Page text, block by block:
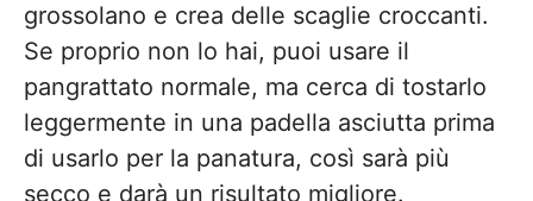
grossolano e crea delle scaglie croccanti.
Se proprio non lo hai, puoi usare il
pangrattato normale, ma cerca di tostarlo
leggermente in una padella asciutta prima
di usarlo per la panatura, così sarà più
secco e darà un risultato migliore.